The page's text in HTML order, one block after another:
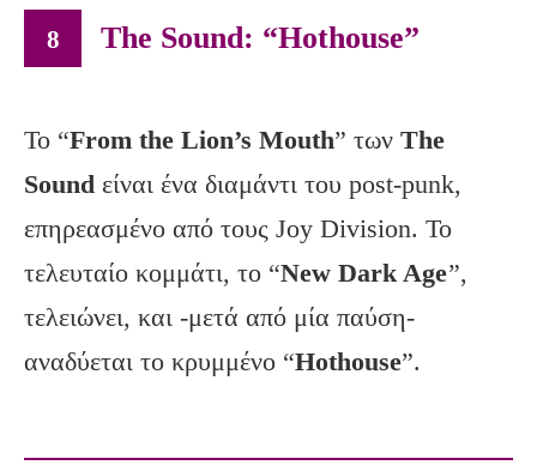
8 The Sound: “Hothouse”
Το “From the Lion’s Mouth” των The
Sound είναι ένα διαμάντι του post-punk,
επηρεασμένο από τους Joy Division. Το
τελευταίο κομμάτι, το “New DarkAge”,
τελειώνει, και -μετά από μία παύση-
αναδύεται το κρυμμένο “Hothouse”.